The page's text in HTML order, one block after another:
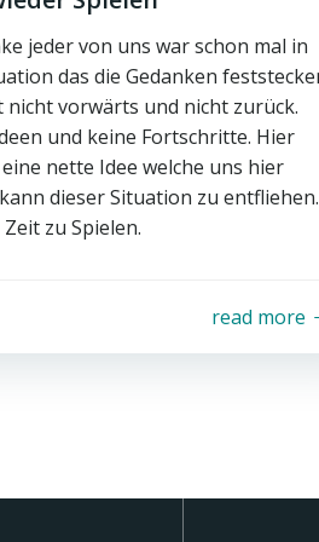
jeder von uns war schon mal in
das die Gedanken
nicht vorwärts und nicht zurück.
und keine Fortschritte. Hier
nette Idee welche uns hier
dieser Situation zu entfliehen.
Zeit zu Spielen.
read more